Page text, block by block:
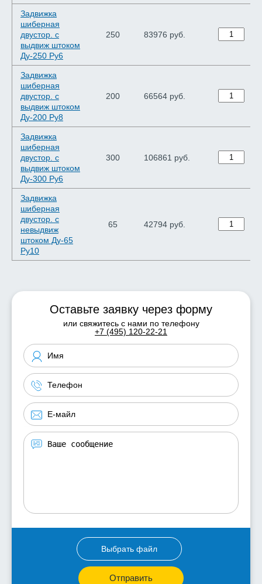
Задвижка
шиберная
двустор. с
выдвиж штоком
Ду-250 Ру6
250 83976 руб.
Задвижка
шиберная
двустор. с
выдвиж штоком
Ду-200 Ру8
200 66564 руб.
Задвижка
шиберная
двустор. с
выдвиж штоком
Ду-300 Ру6
300 106861 руб.
Задвижка
шиберная
двустор. с
невыдвиж
штоком Ду-65
Ру10
65 42794 руб.
Оставьте заявку через форму
или свяжитесь с нами по телефону
+7 (495) 120-22-21
Выбрать файл
Отправить